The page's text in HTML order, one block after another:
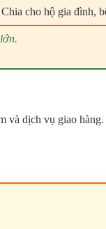
Chia cho hộ gia đình,
và dịch vụ giao